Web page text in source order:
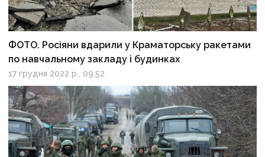
ФОТО. Росіяни вдарили у Краматорську ракетами
по навчальному закладу і будинках
17 грудня 2022 р., 09:52